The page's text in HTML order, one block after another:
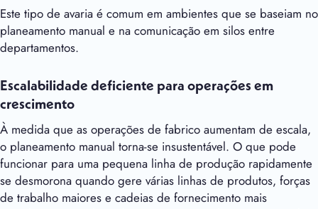
Este tipo de avaria é comum em ambientes que se baseiam no
planeamento manual e na comunicação em silos entre
departamentos.
Escalabilidade deficiente para operações em
crescimento
À medida que as operações de fabrico aumentam de escala,
o planeamento manual torna-se insustentável. O que pode
funcionar para uma pequena linha de produção rapidamente
se desmorona quando gere várias linhas de produtos, forças
de trabalho maiores e cadeias de fornecimento mais